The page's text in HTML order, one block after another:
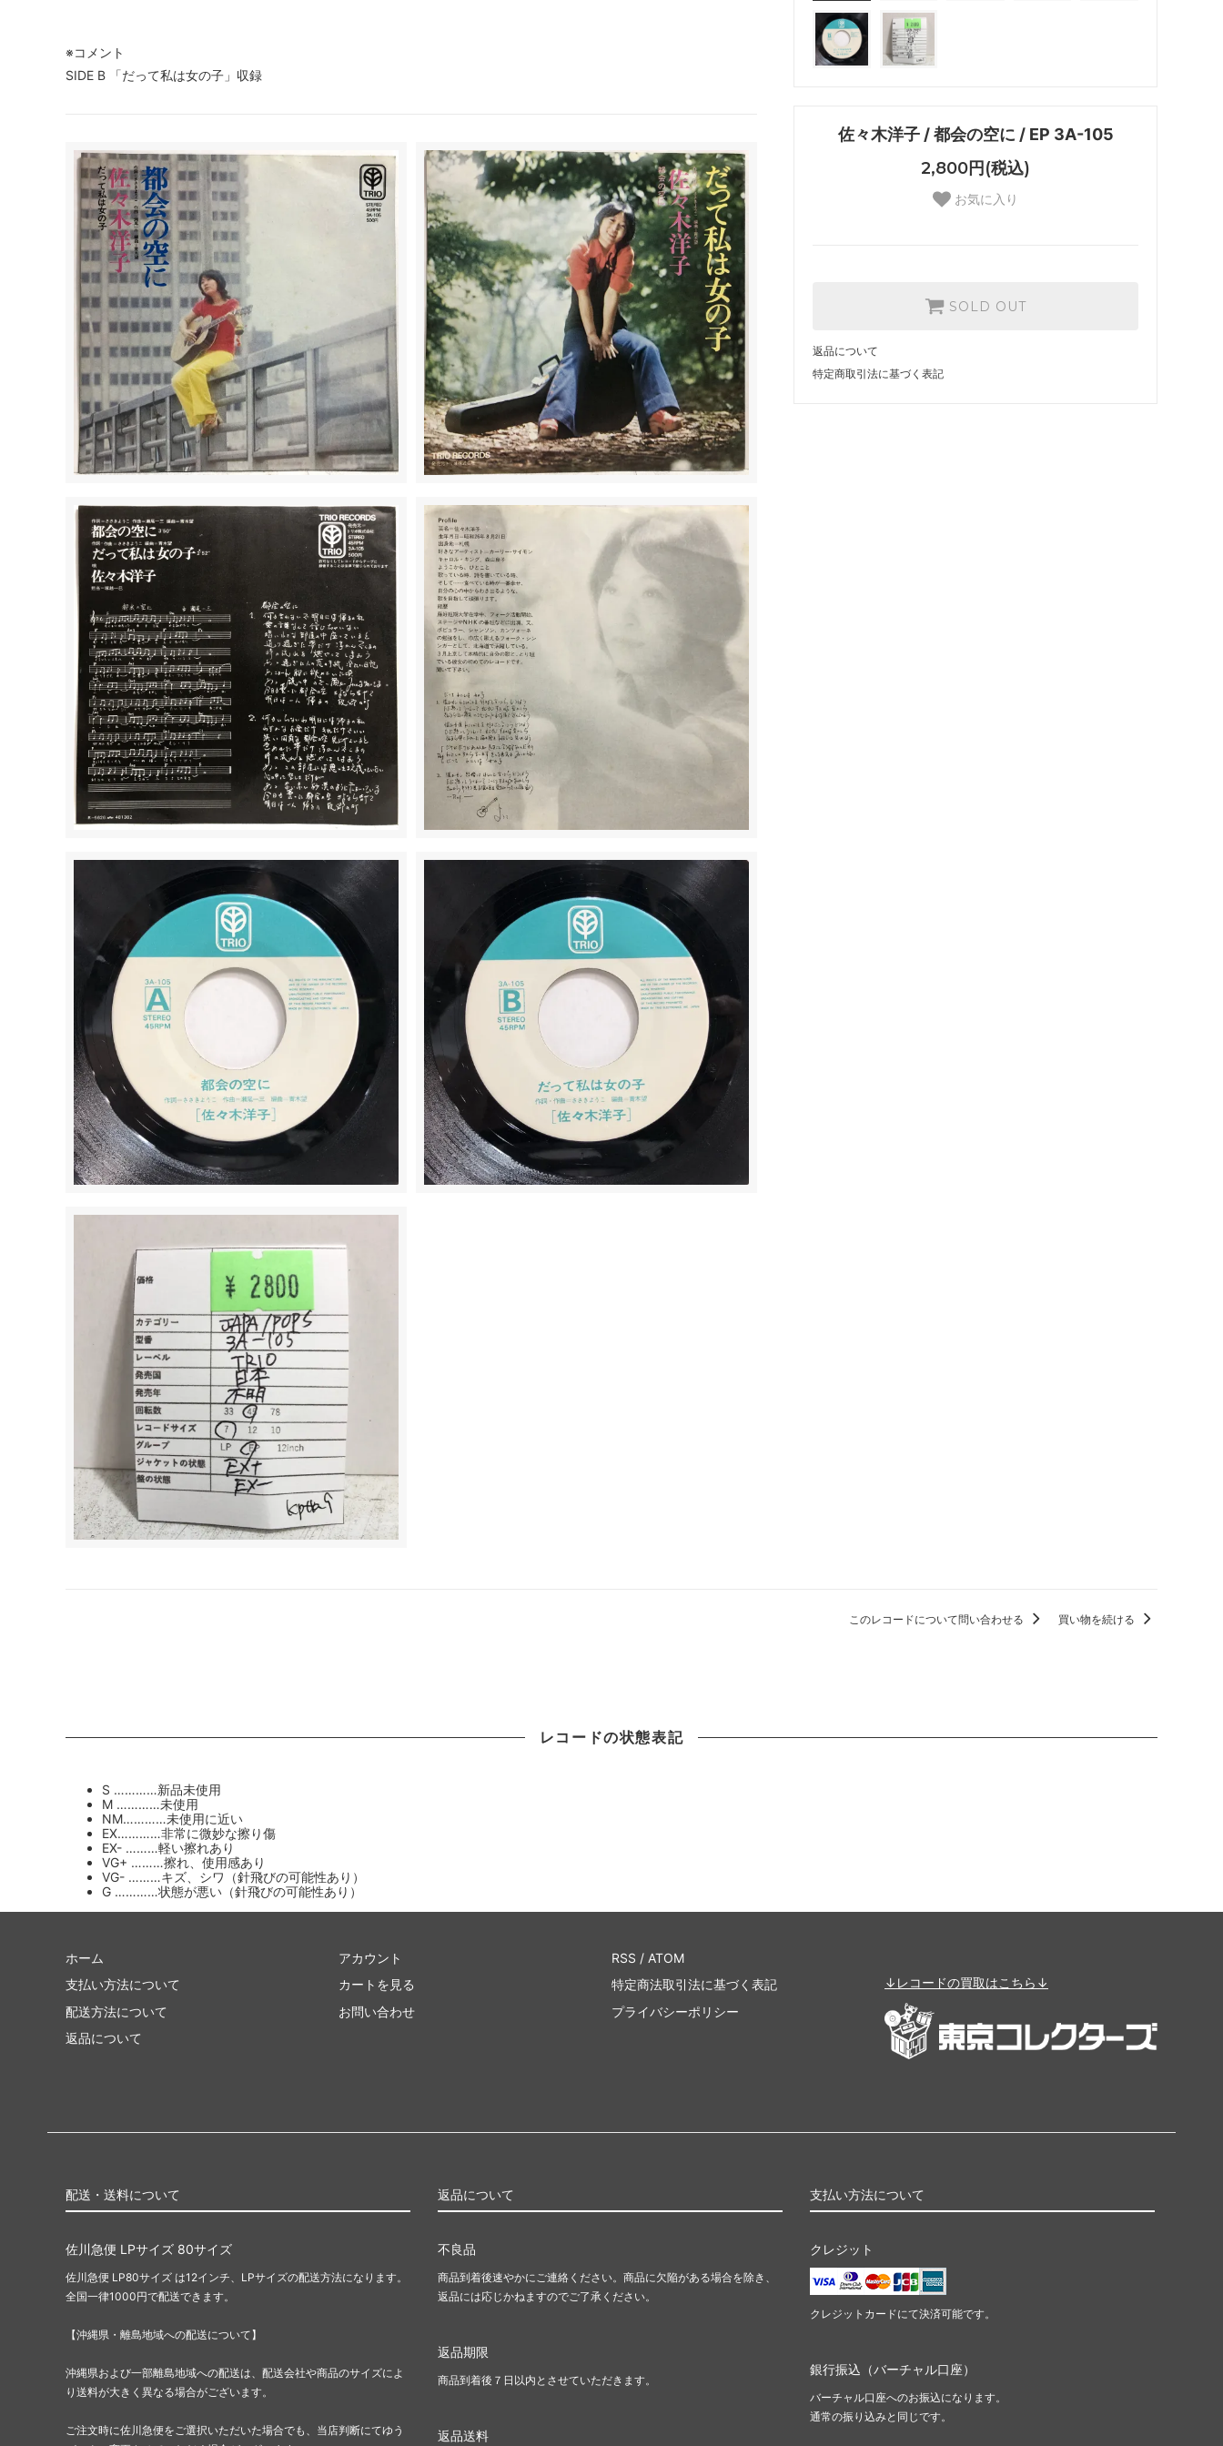
佐々木洋子 / 都会の空に / EP 3A-105
2,800円(税込)
お気に入り
SOLD OUT
返品について
特定商取引法に基づく表記
※コメント
SIDE B 「だって私は女の子」収録
このレコードについて問い合わせる 買い物を続ける
レコードの状態表記
S …………新品未使用
M …………未使用
NM…………未使用に近い
EX…………非常に微妙な擦り傷
EX- ………軽い擦れあり
VG+ ………擦れ、使用感あり
VG- ………キズ、シワ（針飛びの可能性あり）
G …………状態が悪い（針飛びの可能性あり）
ホーム
支払い方法について
配送方法について
返品について
アカウント
カートを見る
お問い合わせ
RSS / ATOM
特定商法取引法に基づく表記
プライバシーポリシー
↓レコードの買取はこちら↓
配送・送料について
佐川急便 LPサイズ 80サイズ
佐川急便 LP80サイズ は12インチ、LPサイズの配送方法になります。
全国一律1000円で配送できます。
【沖縄県・離島地域への配送について】
沖縄県および一部離島地域への配送は、配送会社や商品のサイズによ
り送料が大きく異なる場合がございます。
ご注文時に佐川急便をご選択いただいた場合でも、当店判断にてゆう
返品について
不良品
商品到着後速やかにご連絡ください。商品に欠陥がある場合を除き、
返品には応じかねますのでご了承ください。
返品期限
商品到着後７日以内とさせていただきます。
返品送料
支払い方法について
クレジット
クレジットカードにて決済可能です。
銀行振込（バーチャル口座）
バーチャル口座へのお振込になります。
通常の振り込みと同じです。